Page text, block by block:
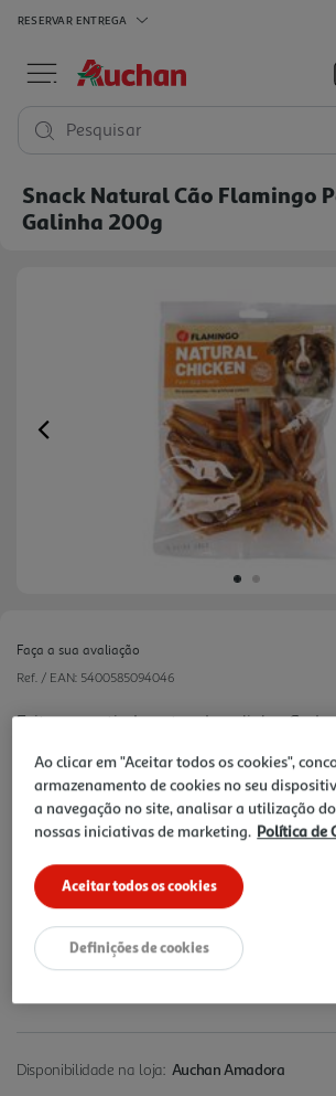
RESERVAR ENTREGA
Pesquisar
Snack Natural Cão Flamingo
Galinha 200g
Previous
Faça a sua avaliação
Ref. / EAN: 5400585094046
Feitos a partir de patas de galinha. Cada
crocante. Baixo Teor de Gordura: Ideal
sensíveis. Rica fonte natural de
condroitina para cuidados articulares.
7,19 €
+10% DESC. IMEDIATO PET CLUB
10% de desconto imediato exclusivo
Pet Club em artigos de marcas
Disponibilidade na loja: Auchan Amadora
Ao clicar em "Aceitar todos os cookies",
armazenamento de cookies no seu
a navegação no site, analisar a utilização
nossas iniciativas de marketing. Política de
Aceitar todos os cookies
Definições de cookies